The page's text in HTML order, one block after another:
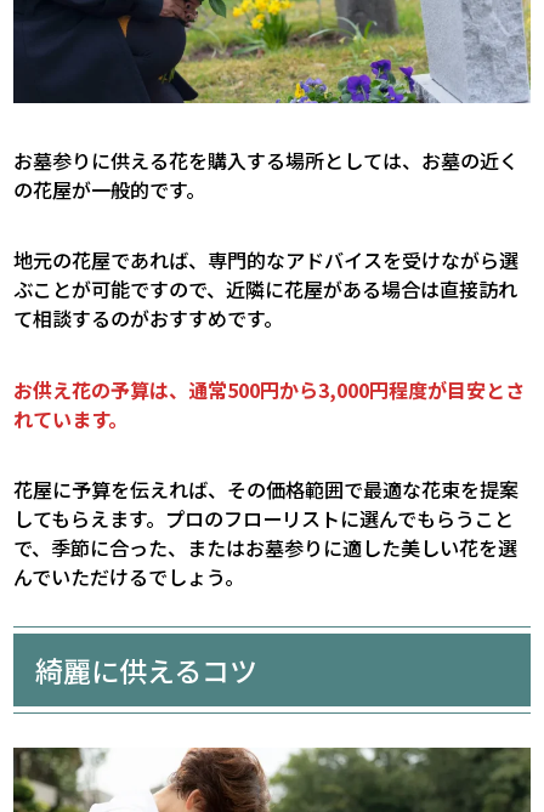
お墓参りに供える花を購入する場所としては、お墓の近く
の花屋が一般的です。
地元の花屋であれば、専門的なアドバイスを受けながら選
ぶことが可能ですので、近隣に花屋がある場合は直接訪れ
て相談するのがおすすめです。
お供え花の予算は、通常500円から3,000円程度が目安とさ
れています。
花屋に予算を伝えれば、その価格範囲で最適な花束を提案
してもらえます。プロのフローリストに選んでもらうこと
で、季節に合った、またはお墓参りに適した美しい花を選
んでいただけるでしょう。
綺麗に供えるコツ